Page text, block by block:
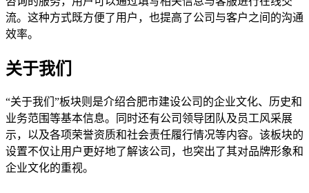
流。这种方式既方便了用户，也提高了公司与客户之间的沟通
效率。
关于我们
“关于我们”板块则是介绍合肥市建设公司的企业文化、历史和
业务范围等基本信息。同时还有公司领导团队及员工风采展
示，以及各项荣誉资质和社会责任履行情况等内容。该板块的
设置不仅让用户更好地了解该公司，也突出了其对品牌形象和
企业文化的重视。